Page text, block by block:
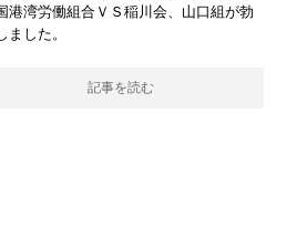
港湾労働組合ＶＳ稲川会、山口組が勃
ました。
記事を読む